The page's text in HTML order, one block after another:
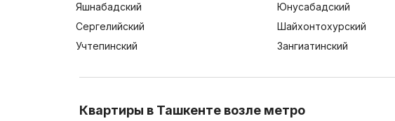
Яшнабадский
Юнусабадский
Сергелийский
Шайхонтохурский
Учтепинский
Зангиатинский
Квартиры в Ташкенте возле метро